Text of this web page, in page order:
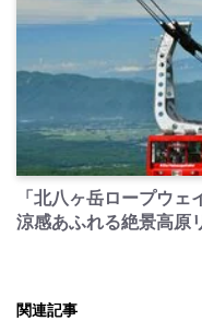
「北八ヶ岳ロープウェ
涼感あふれる絶景高原
関連記事